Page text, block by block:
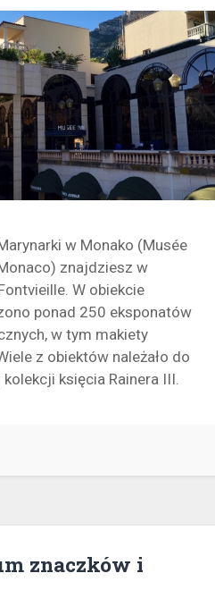
w Monako (Musée
znajdziesz w
W obiekcie
ponad 250 eksponatów
w tym makiety
z obiektów należało do
księcia Rainera III.
znaczków i